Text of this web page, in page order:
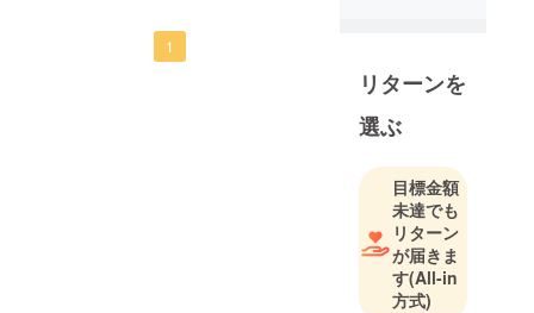
で、そこんとこっ！！
ヨロシクお願いしま
1
等で幅広く
活動中で
す。
こっ！ヨロ
シクお願い
申し上げま
す。
リターンを
選ぶ
目標金額
未達でも
リターン
が届きま
す(All-in
方式)